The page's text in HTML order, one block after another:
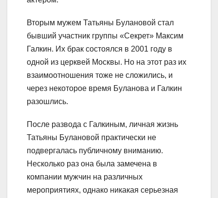
Вторым мужем Татьяны Булановой стал
бывший участник группы «Секрет» Максим
Галкин. Их брак состоялся в 2001 году в
одной из церквей Москвы. Но на этот раз их
взаимоотношения тоже не сложились, и
через некоторое время Буланова и Галкин
разошлись.
После развода с Галкиным, личная жизнь
Татьяны Булановой практически не
подвергалась публичному вниманию.
Несколько раз она была замечена в
компании мужчин на различных
мероприятиях, однако никакая серьезная